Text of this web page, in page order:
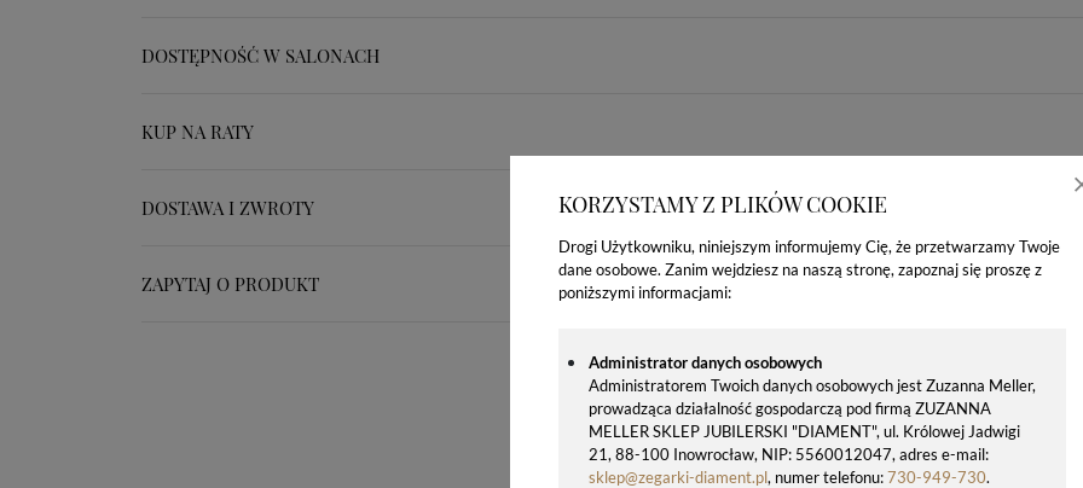
KORZYSTAMY Z PLIKÓW COOKIE
Drogi Użytkowniku, niniejszym informujemy Cię, że przetwarzamy Twoje
dane osobowe. Zanim wejdziesz na naszą stronę, zapoznaj się proszę z
poniższymi informacjami:
Administrator danych osobowych
Administratorem Twoich danych osobowych jest Zuzanna Meller,
prowadząca działalność gospodarczą pod firmą ZUZANNA
MELLER SKLEP JUBILERSKI "DIAMENT", ul. Królowej Jadwigi
21, 88-100 Inowrocław, NIP: 5560012047, adres e-mail:
sklep@zegarki-diament.pl, numer telefonu:730-949-730.
DOSTĘPNOŚĆ W SALONACH
KUP NA RATY
DOSTAWA I ZWROTY
ZAPYTAJ O PRODUKT
OSTATNIO OGLĄDANE PRODUKTY